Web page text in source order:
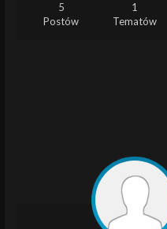
5
Postów
1
Tematów